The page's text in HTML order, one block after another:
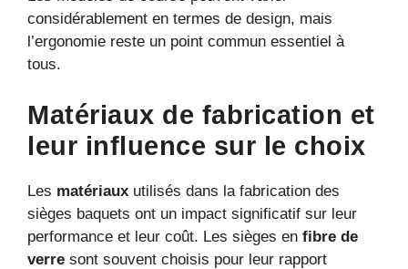
considérablement en termes de design, mais
l’ergonomie reste un point commun essentiel à
tous.
Matériaux de fabrication et
leur influence sur le choix
Les matériaux utilisés dans la fabrication des
sièges baquets ont un impact significatif sur leur
performance et leur coût. Les sièges en fibre de
verre sont souvent choisis pour leur rapport